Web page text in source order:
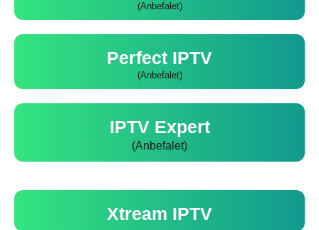
(Anbefalet)
Perfect IPTV
(Anbefalet)
IPTV Expert
(Anbefalet)
Xtream IPTV